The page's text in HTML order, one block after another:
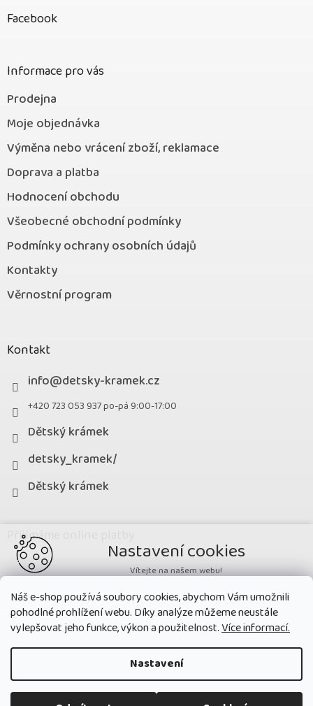
Náš e-shop používá soubory cookies, abychom Vám umožnili
pohodlné prohlížení webu. Díky analýze můžeme neustále
vylepšovat jeho funkce, výkon a použitelnost.Více informací.
Nastavení
s
u
Facebook
Informace pro vás
Prodejna
Moje objednávka
Výměna nebo vrácení zboží, reklamace
Doprava a platba
Hodnocení obchodu
Všeobecné obchodní podmínky
Podmínky ochrany osobních údajů
Kontakty
Věrnostní program
Kontakt
info@detsky-kramek.cz
+420 723 053 937 po-pá 9:00-17:00
Dětský krámek
detsky_kramek/
Dětský krámek
Přijímáme online platby
Copyright 2026Dětský krámek. Všechna práva vyhrazena.Upravit
Nastavení cookies
Vítejte na našem webu!
Potřebujeme nastavit cookies a související technologie, aby
zobrazovaný obsah odpovídal vašim potřebám a vy na webu nalezli
přesně to, co potřebujete. Soubory cookies používané na našem webu
nikdy neslouží ke zjišťování totožnosti uživatelů stránek.
Přijmout všechny cookies
Nastavit